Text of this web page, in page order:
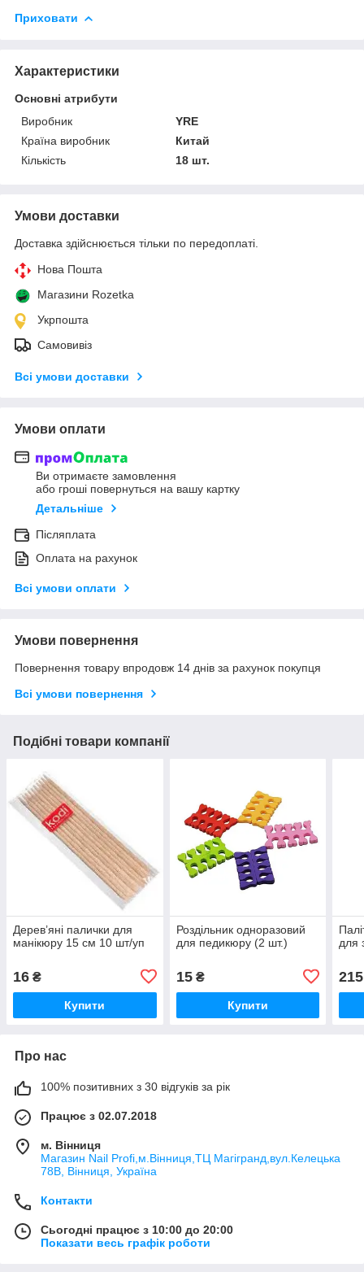
Приховати
Характеристики
Основні атрибути
Виробник
YRE
Країна виробник
Китай
Кількість
18 шт.
Умови доставки
Доставка здійснюється тільки по передоплаті.
Нова Пошта
Магазини Rozetka
Укрпошта
Самовивіз
Всі умови доставки
Умови оплати
Ви отримаєте замовлення
або гроші повернуться на вашу картку
Детальніше
Післяплата
Оплата на рахунок
Всі умови оплати
Умови повернення
Повернення товару впродовж 14 днів за рахунок покупця
Всі умови повернення
Подібні товари компанії
Дерев’яні палички для
манікюру 15 см 10 шт/уп
16 ₴
Купити
Роздільник одноразовий
для педикюру (2 шт.)
15₴
Купити
для
215
Про нас
100% позитивних з 30 відгуків за рік
Працює з 02.07.2018
м. Вінниця
Магазин Nail Profi,м.Вінниця,ТЦ Магігранд,вул.Келецька
78В, Вінниця, Україна
Контакти
Сьогодні працює з 10:00 до 20:00
Показати весь графік роботи